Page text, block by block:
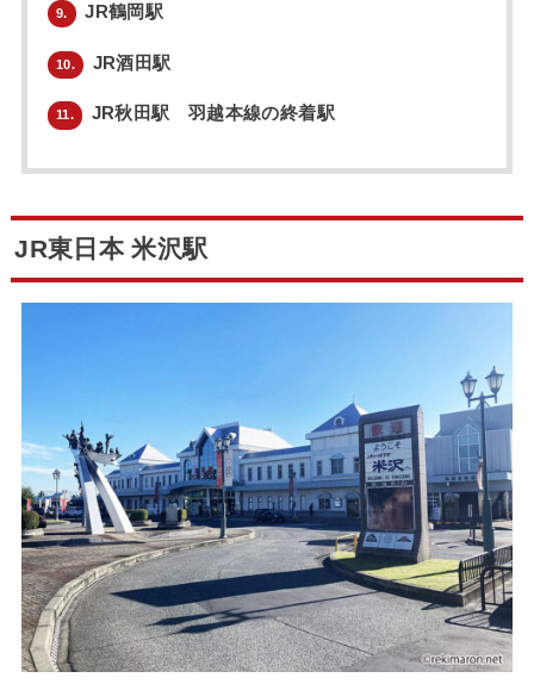
9. JR鶴岡駅
10. JR酒田駅
11. JR秋田駅 羽越本線の終着駅
JR東日本 米沢駅